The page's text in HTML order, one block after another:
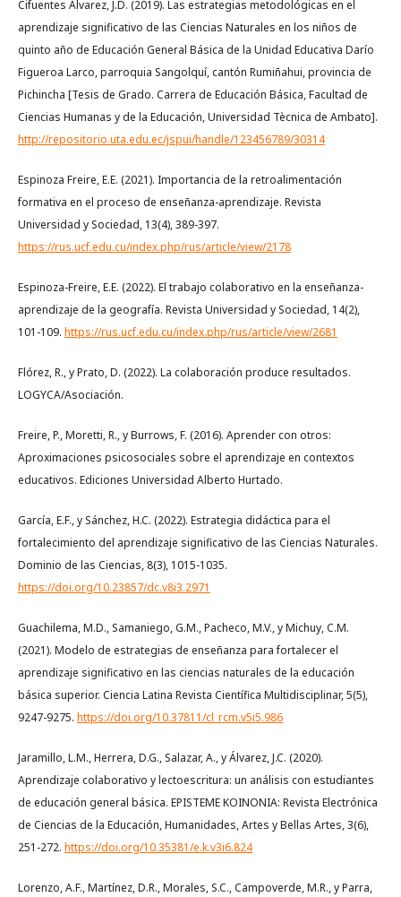
Cifuentes Álvarez, J.D. (2019). Las estrategias metodológicas en el
aprendizaje significativo de las Ciencias Naturales en los niños de
quinto año de Educación General Básica de la Unidad Educativa Darío
Figueroa Larco, parroquia Sangolquí, cantón Rumiñahui, provincia de
Pichincha [Tesis de Grado. Carrera de Educación Básica, Facultad de
Ciencias Humanas y de la Educación, Universidad Tècnica de Ambato].
http://repositorio.uta.edu.ec/jspui/handle/123456789/30314
Espinoza Freire, E.E. (2021). Importancia de la retroalimentación
formativa en el proceso de enseñanza-aprendizaje. Revista
Universidad y Sociedad, 13(4), 389-397.
https://rus.ucf.edu.cu/index.php/rus/article/view/2178
Espinoza-Freire, E.E. (2022). El trabajo colaborativo en la enseñanza-
aprendizaje de la geografía. Revista Universidad y Sociedad, 14(2),
101-109. https://rus.ucf.edu.cu/index.php/rus/article/view/2681
Flórez, R., y Prato, D. (2022). La colaboración produce resultados.
LOGYCA/Asociación.
Freire, P., Moretti, R., y Burrows, F. (2016). Aprender con otros:
Aproximaciones psicosociales sobre el aprendizaje en contextos
educativos. Ediciones Universidad Alberto Hurtado.
García, E.F., y Sánchez, H.C. (2022). Estrategia didáctica para el
fortalecimiento del aprendizaje significativo de las Ciencias Naturales.
Dominio de las Ciencias, 8(3), 1015-1035.
https://doi.org/10.23857/dc.v8i3.2971
Guachilema, M.D., Samaniego, G.M., Pacheco, M.V., y Michuy, C.M.
(2021). Modelo de estrategias de enseñanza para fortalecer el
aprendizaje significativo en las ciencias naturales de la educación
básica superior. Ciencia Latina Revista Científica Multidisciplinar, 5(5),
9247-9275. https://doi.org/10.37811/cl_rcm.v5i5.986
Jaramillo, L.M., Herrera, D.G., Salazar, A., y Álvarez, J.C. (2020).
Aprendizaje colaborativo y lectoescritura: un análisis con estudiantes
de educación general básica. EPISTEME KOINONIA: Revista Electrónica
de Ciencias de la Educación, Humanidades, Artes y Bellas Artes, 3(6),
251-272. https://doi.org/10.35381/e.k.v3i6.824
Lorenzo, A.F., Martínez, D.R., Morales, S.C., Campoverde, M.R., y Parra,